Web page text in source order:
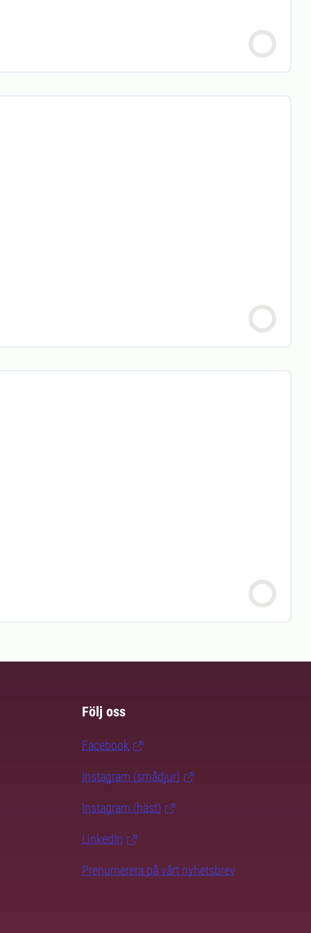
Följ oss
Facebook
Instagram (smådjur)
Instagram (häst)
LinkedIn
Prenumerera på vårt nyhetsbrev